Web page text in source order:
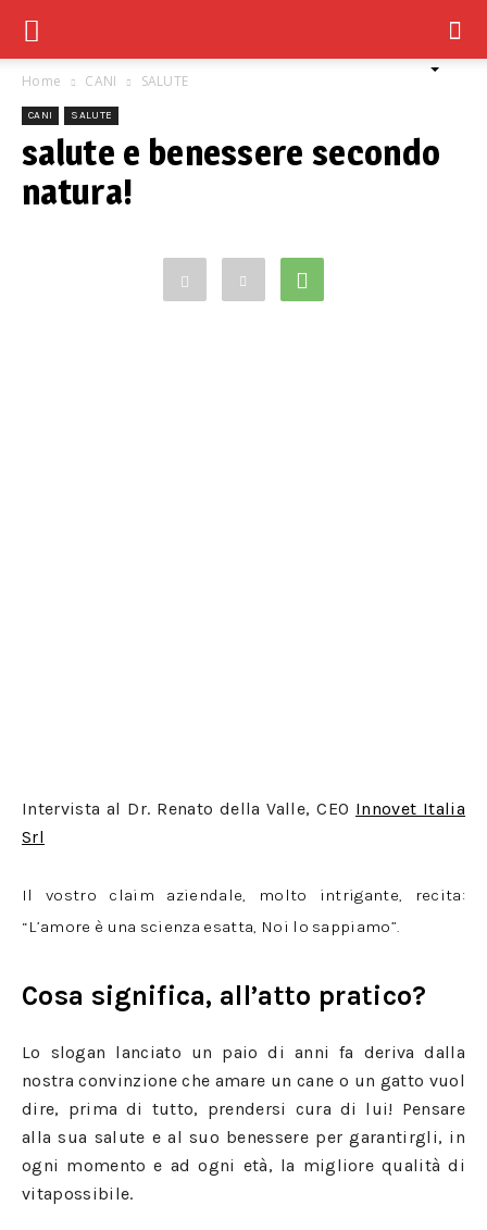
Home CANI SALUTE
CANI SALUTE
salute e benessere secondo
natura!
Intervista al Dr. Renato della Valle, CEO Innovet Italia
Srl
Il vostro claim aziendale, molto intrigante, recita:
“L’amore è una scienza esatta, Noi lo sappiamo”.
Cosa significa, all’atto pratico?
Lo slogan lanciato un paio di anni fa deriva dalla
nostra convinzione che amare un cane o un gatto vuol
dire, prima di tutto, prendersi cura di lui! Pensare
alla sua salute e al suo benessere per garantirgli, in
ogni momento e ad ogni età, la migliore qualità di
vitapossibile.